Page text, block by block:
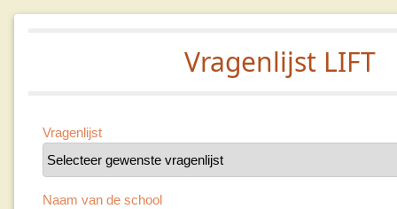
Vragenlijst LIFT
Vragenlijst
Naam van de school